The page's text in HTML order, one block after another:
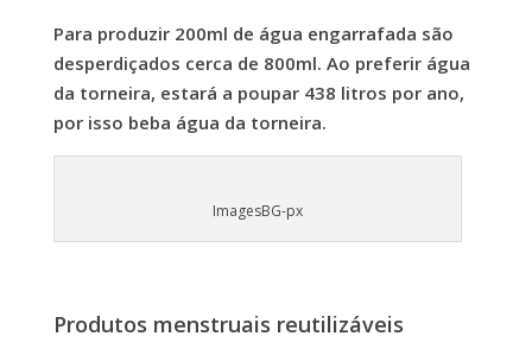
Para produzir 200ml de água engarrafada são
desperdiçados cerca de 800ml. Ao preferir água
da torneira, estará a poupar 438 litros por ano,
por isso beba água da torneira.
ImagesBG-px
Produtos menstruais reutilizáveis